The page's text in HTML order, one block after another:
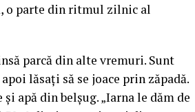
o parte din ritmul zilnic al
parcă din alte vremuri. Sunt
lăsați să se joace prin zăpadă.
apă din belșug. „Iarna le dăm de